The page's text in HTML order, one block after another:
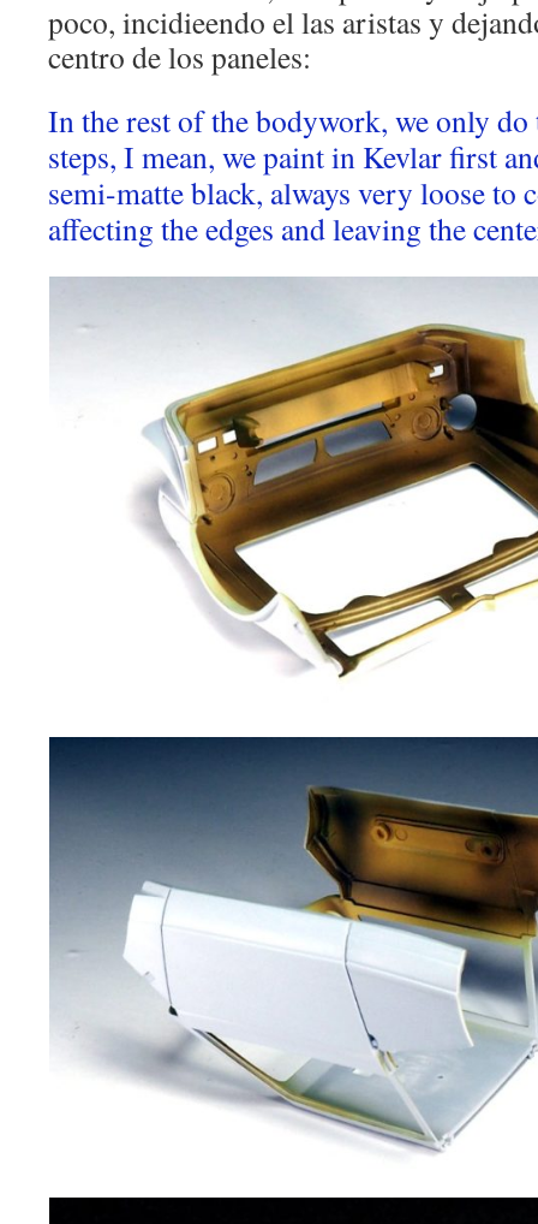
poco, incidieendo el las aristas y
centro de los paneles:
In the rest of the bodywork, we only
steps, I mean, we paint in Kevlar first
semi-matte black, always very loose to
affecting the edges and leaving the